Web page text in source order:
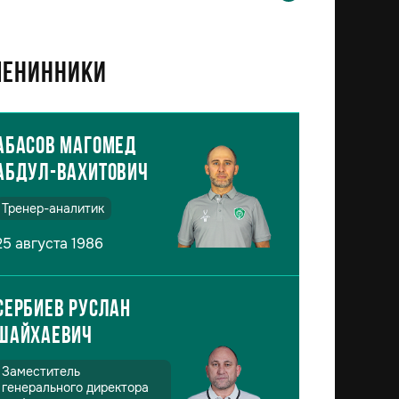
Магомед
Вахитович
Тренер-аналитик
августа 1986
Руслан
Заместитель
генерального директора